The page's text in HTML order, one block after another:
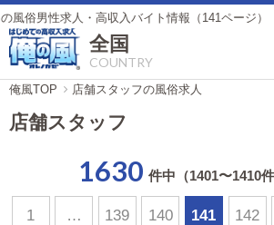
性求人・高収入バイト情報（141ページ）【俺の
全国
COUNTRY
俺風TOP 店舗スタッフの風俗求人
店舗スタッフ
1630 件中（1401〜1410件
1 … 139 140 141 142